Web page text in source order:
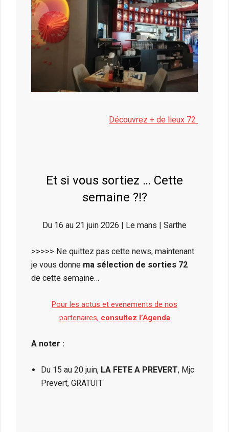
Découvrez + de lieux 72
Et si vous sortiez … Cette
semaine ?!?
Du 16 au 21 juin 2026 | Le mans | Sarthe
>>>>> Ne quittez pas cette news, maintenant
je vous donne ma sélection de sorties 72
de cette semaine…
Pour les actus et evenements de nos
partenaires, consultez l’Agenda
A noter :
Du 15 au 20 juin, LA FETE A PREVERT, Mjc
Prevert, GRATUIT